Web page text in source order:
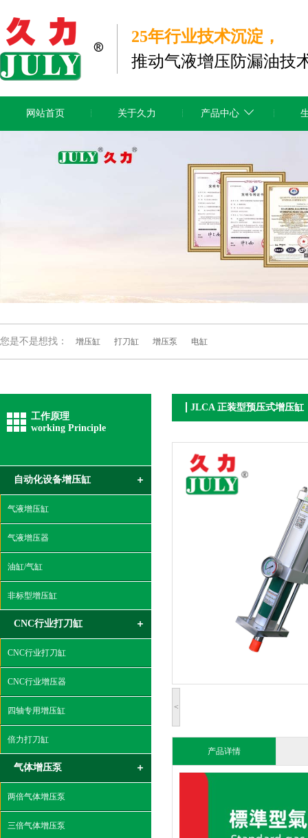
25年行业技术沉淀，
推动气液增压防漏油技
网站首页 关于久力 产品中心
您是不是想找： 增压缸 打刀缸 增压泵 电缸
工作原理
working Principle
自动化设备增压缸
气液增压缸
气液增压器
油缸/气缸
非标型增压缸
CNC行业打刀缸
CNC行业打刀缸
CNC行业增压器
四轴专用增压缸
倍力打刀缸
气体增压泵
两倍气体增压泵
三倍气体增压泵
JLCA 正装型预压式增压缸
<
产品详情